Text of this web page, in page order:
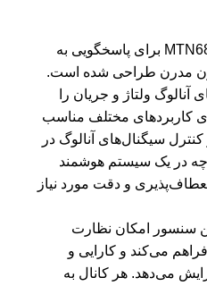
ماژول 4 کانال ورودی MTN682191 برای پاسخگویی به
مدرن طراحی شده است.
آنالوگ ولتاژ و جریان را
کاربردهای مختلف مناسب
سیگنال‌های آنالوگ در
در یک سیستم هوشمند
و دقت مورد نیاز
سنسور امکان نظارت
می‌کند و کارایی و
می‌دهد. هر کانال به